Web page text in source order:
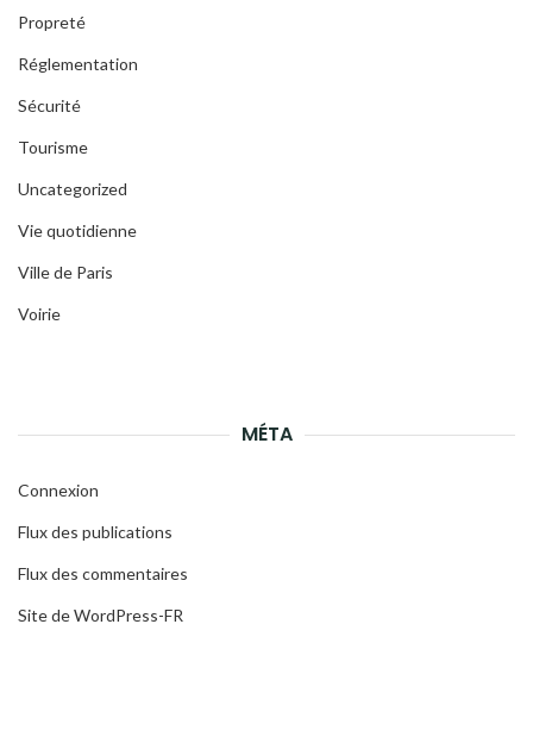
Propreté
Réglementation
Sécurité
Tourisme
Uncategorized
Vie quotidienne
Ville de Paris
Voirie
MÉTA
Connexion
Flux des publications
Flux des commentaires
Site de WordPress-FR